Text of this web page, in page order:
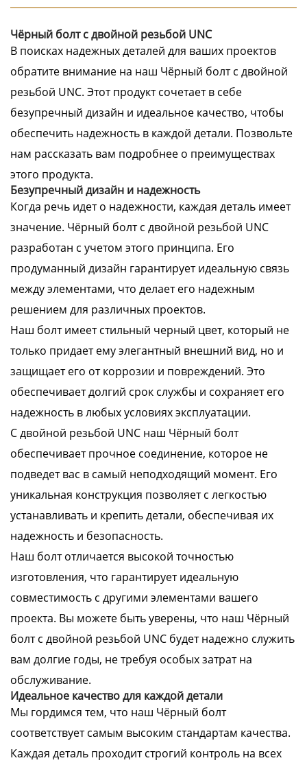
Чёрный болт с двойной резьбой UNC
В поисках надежных деталей для ваших проектов
обратите внимание на наш Чёрный болт с двойной
резьбой UNC. Этот продукт сочетает в себе
безупречный дизайн и идеальное качество, чтобы
обеспечить надежность в каждой детали. Позвольте
нам рассказать вам подробнее о преимуществах
этого продукта.
Безупречный дизайн и надежность
Когда речь идет о надежности, каждая деталь имеет
значение. Чёрный болт с двойной резьбой UNC
разработан с учетом этого принципа. Его
продуманный дизайн гарантирует идеальную связь
между элементами, что делает его надежным
решением для различных проектов.
Наш болт имеет стильный черный цвет, который не
только придает ему элегантный внешний вид, но и
защищает его от коррозии и повреждений. Это
обеспечивает долгий срок службы и сохраняет его
надежность в любых условиях эксплуатации.
С двойной резьбой UNC наш Чёрный болт
обеспечивает прочное соединение, которое не
подведет вас в самый неподходящий момент. Его
уникальная конструкция позволяет с легкостью
устанавливать и крепить детали, обеспечивая их
надежность и безопасность.
Наш болт отличается высокой точностью
изготовления, что гарантирует идеальную
совместимость с другими элементами вашего
проекта. Вы можете быть уверены, что наш Чёрный
болт с двойной резьбой UNC будет надежно служить
вам долгие годы, не требуя особых затрат на
обслуживание.
Идеальное качество для каждой детали
Мы гордимся тем, что наш Чёрный болт
соответствует самым высоким стандартам качества.
Каждая деталь проходит строгий контроль на всех